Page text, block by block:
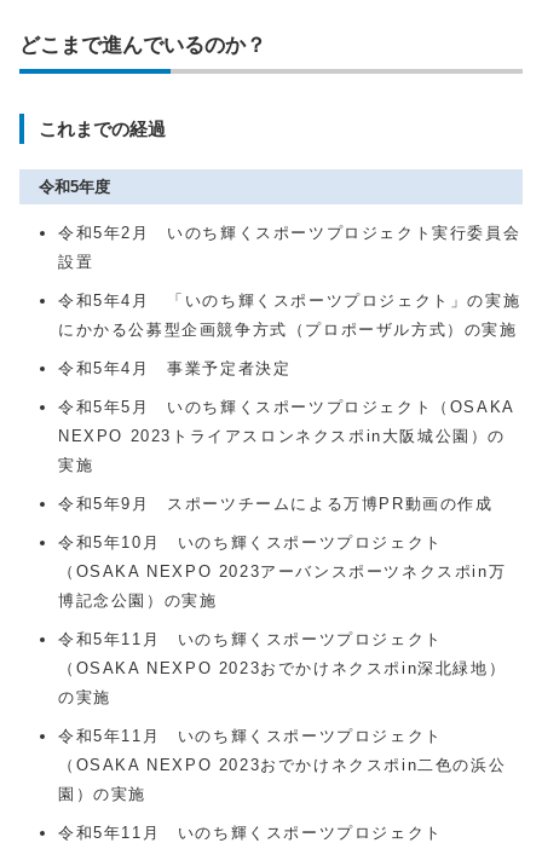
どこまで進んでいるのか？
これまでの経過
令和5年度
令和5年2月 いのち輝くスポーツプロジェクト実行委員会
設置
令和5年4月 「いのち輝くスポーツプロジェクト」の実施
にかかる公募型企画競争方式（プロポーザル方式）の実施
令和5年4月 事業予定者決定
令和5年5月 いのち輝くスポーツプロジェクト（OSAKA
NEXPO 2023トライアスロンネクスポin大阪城公園）の
実施
令和5年9月 スポーツチームによる万博PR動画の作成
令和5年10月 いのち輝くスポーツプロジェクト
（OSAKA NEXPO 2023アーバンスポーツネクスポin万
博記念公園）の実施
令和5年11月 いのち輝くスポーツプロジェクト
（OSAKA NEXPO 2023おでかけネクスポin深北緑地）
の実施
令和5年11月 いのち輝くスポーツプロジェクト
（OSAKA NEXPO 2023おでかけネクスポin二色の浜公
園）の実施
令和5年11月 いのち輝くスポーツプロジェクト